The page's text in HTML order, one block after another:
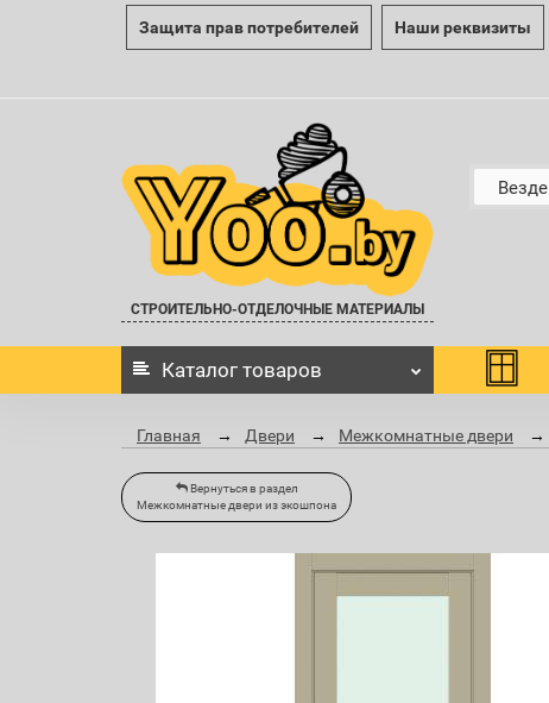
Защита прав потребителей Наши реквизиты
СТРОИТЕЛЬНО-ОТДЕЛОЧНЫЕ МАТЕРИАЛЫ
Везде
Каталог товаров
Главная Двери Межкомнатные двери
Вернуться в раздел
Межкомнатные двери из экошпона